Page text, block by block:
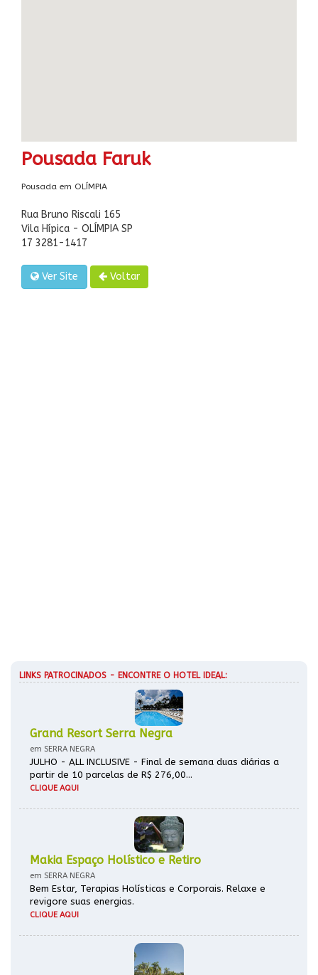
Pousada Faruk
Pousada em OLÍMPIA
Rua Bruno Riscali 165
Vila Hípica - OLÍMPIA SP
17 3281-1417
Ver Site Voltar
LINKS PATROCINADOS - ENCONTRE O HOTEL IDEAL:
Grand Resort Serra Negra
em SERRA NEGRA
JULHO - ALL INCLUSIVE - Final de semana duas diárias a
partir de 10 parcelas de R$ 276,00...
CLIQUE AQUI
Makia Espaço Holístico e Retiro
em SERRA NEGRA
Bem Estar, Terapias Holísticas e Corporais. Relaxe e
revigore suas energias.
CLIQUE AQUI